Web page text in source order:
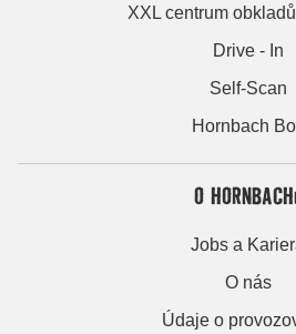
XXL centrum
Drive - In
Self-Scan
Hornbach
O
Jobs a
O nás
Údaje o